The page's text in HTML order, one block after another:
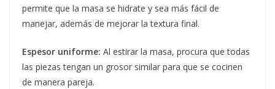
permite que la masa se hidrate y sea más fácil de
manejar, además de mejorar la textura final.
Espesor uniforme: Al estirar la masa, procura que todas
las piezas tengan un grosor similar para que se cocinen
de manera pareja.